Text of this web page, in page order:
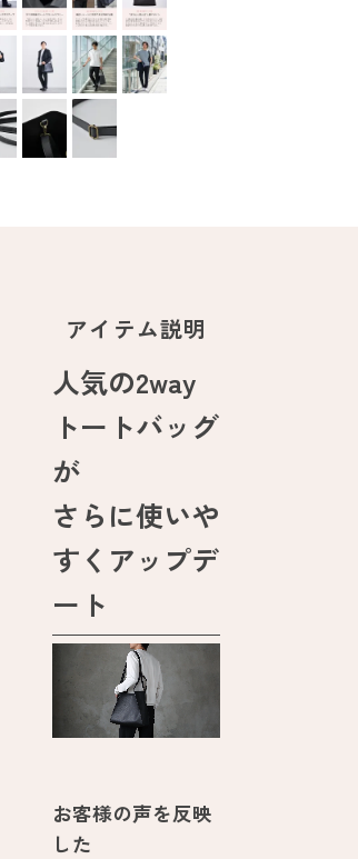
アイテム説明
人気の2way
トートバッグ
が
さらに使いや
すくアップデ
ート
お客様の声を反映
した